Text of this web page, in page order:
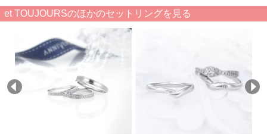
et TOUJOURSのほかのセットリングを見る